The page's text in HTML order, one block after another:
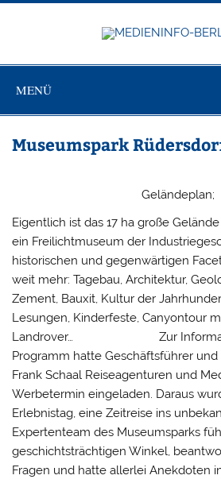
Zum
MENÜ
Museumspark
Geländeplan;
Eigentlich ist das 17 ha große
ein Freilichtmuseum der
historischen und gegenwärtigen
weit mehr: Tagebau, Architektur,
Zement, Bauxit, Kultur der
Lesungen, Kinderfeste, Canyontour
Landrover… Zur Information
Programm hatte Geschäftsführer und
Frank Schaal Reiseagenturen und
Werbetermin eingeladen. Daraus
Erlebnistag, eine Zeitreise ins
Expertenteam des Museumsparks
geschichtsträchtigen Winkel,
Fragen und hatte allerlei Anekdoten